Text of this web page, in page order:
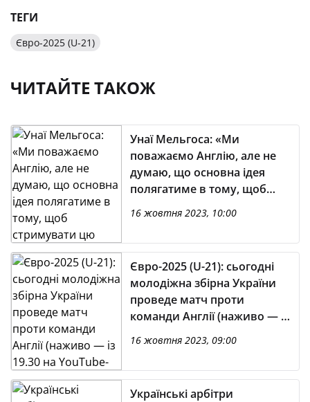
ТЕГИ
Євро-2025 (U-21)
ЧИТАЙТЕ ТАКОЖ
Унаї Мельгоса: «Ми
поважаємо Англію, але не
думаю, що основна ідея
полягатиме в тому, щоб
16 жовтня 2023, 10:00
Євро-2025 (U-21): сьогодні
молодіжна збірна України
проведе матч проти
команди Англії (наживо — із
16 жовтня 2023, 09:00
Українські арбітри